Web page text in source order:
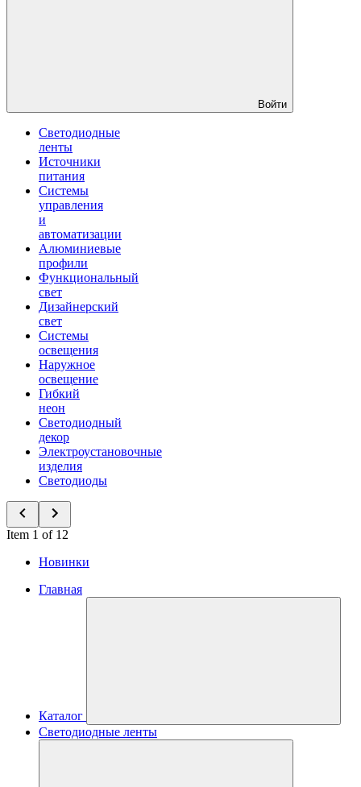
Войти
Светодиодные
ленты
Источники
питания
Системы
управления
и
автоматизации
Алюминиевые
профили
Функциональный
свет
Дизайнерский
свет
Системы
освещения
Наружное
освещение
Гибкий
неон
Светодиодный
декор
Электроустановочные
изделия
Светодиоды
Item 1 of 12
Новинки
Главная
Каталог
Светодиодные ленты